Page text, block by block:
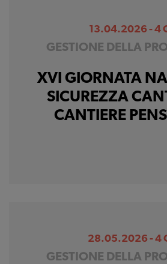
13.04.2026 - 4
GESTIONE DELLA
XVI GIORNATA
SICUREZZA
CANTIERE
28.05.2026 - 4
GESTIONE DELLA